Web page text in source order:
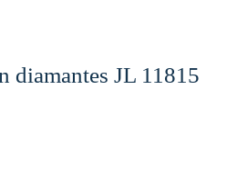
diamantes JL 11815